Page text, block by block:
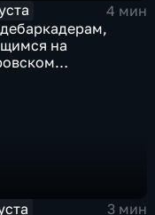
4 мин
на
3 мин